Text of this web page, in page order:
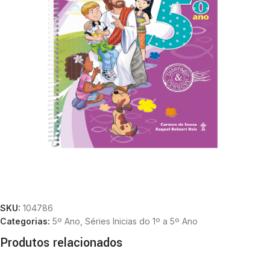
SKU: 104786
Categorias: 5º Ano Séries Inicias do 1º a 5º Ano
Produtos relacionados